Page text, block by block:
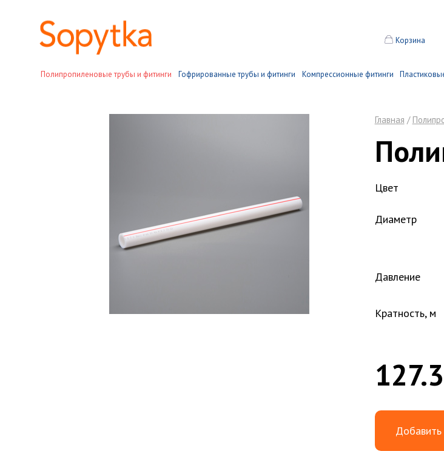
Корзина
Полипропиленовые трубы и фитинги Гофрированные трубы и фитинги Компрессионные фитинги
Главная /
Цвет
Диаметр
Давление
Кратность, м
Добавить